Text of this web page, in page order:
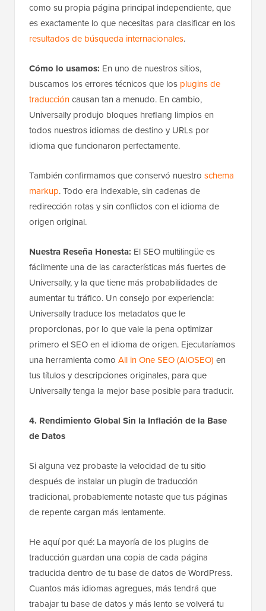
como su propia página principal independiente, que
es exactamente lo que necesitas para clasificar en los
resultados de búsqueda internacionales.
Cómo lo usamos: En uno de nuestros sitios,
buscamos los errores técnicos que los plugins de
traduccióncausan tan a menudo. En cambio,
Universally produjo bloques hreflang limpios en
todos nuestros idiomas de destino y URLs por
idioma que funcionaron perfectamente.
También confirmamos que conservó nuestro schema
markup. Todo era indexable, sin cadenas de
redirección rotas y sin conflictos con el idioma de
origen original.
Nuestra Reseña Honesta: El SEO multilingüe es
fácilmente una de las características más fuertes de
Universally, y la que tiene más probabilidades de
aumentar tu tráfico. Un consejo por experiencia:
Universally traduce los metadatos que le
proporcionas, por lo que vale la pena optimizar
primero el SEO en el idioma de origen. Ejecutaríamos
una herramienta como All in One SEO (AIOSEO) en
tus títulos y descripciones originales, para que
Universally tenga la mejor base posible para traducir.
4. Rendimiento Global Sin la Inflación de la Base
de Datos
Si alguna vez probaste la velocidad de tu sitio
después de instalar un plugin de traducción
tradicional, probablemente notaste que tus páginas
de repente cargan más lentamente.
He aquí por qué: La mayoría de los plugins de
traducción guardan una copia de cada página
traducida dentro de tu base de datos de WordPress.
Cuantos más idiomas agregues, más tendrá que
trabajar tu base de datos y más lento se volverá tu